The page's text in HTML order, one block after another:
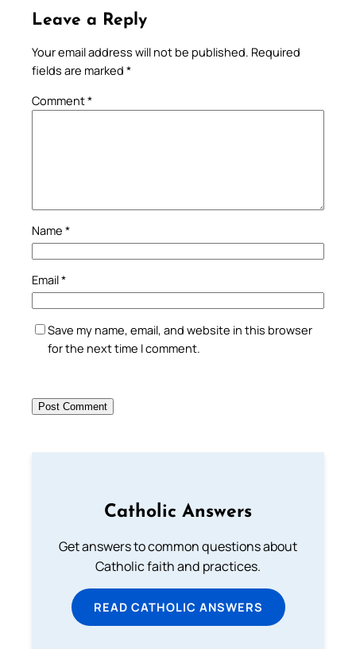
Leave a Reply
Your email address will not be published. Required
fields are marked *
Comment*
Name *
Email*
Save my name, email, and website in this browser
for the next time I comment.
Catholic Answers
Get answers to common questions about
Catholic faith and practices.
READ CATHOLIC ANSWERS